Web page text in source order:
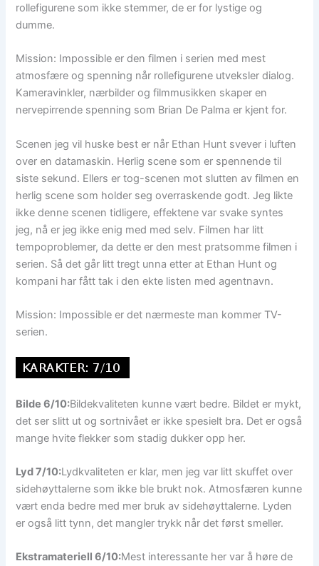
rollefigurene som ikke stemmer, de er for lystige og
dumme.
Mission: Impossible er den filmen i serien med mest
atmosfære og spenning når rollefigurene utveksler dialog.
Kameravinkler, nærbilder og filmmusikken skaper en
nervepirrende spenning som Brian De Palma er kjent for.
Scenen jeg vil huske best er når Ethan Hunt svever i luften
over en datamaskin. Herlig scene som er spennende til
siste sekund. Ellers er tog-scenen mot slutten av filmen en
herlig scene som holder seg overraskende godt. Jeg likte
ikke denne scenen tidligere, effektene var svake syntes
jeg, nå er jeg ikke enig med med selv. Filmen har litt
tempoproblemer, da dette er den mest pratsomme filmen i
serien. Så det går litt tregt unna etter at Ethan Hunt og
kompani har fått tak i den ekte listen med agentnavn.
Mission: Impossible er det nærmeste man kommer TV-
serien.
Bilde 6/10:Bildekvaliteten kunne vært bedre. Bildet er mykt,
det ser slitt ut og sortnivået er ikke spesielt bra. Det er også
mange hvite flekker som stadig dukker opp her.
Lyd 7/10:Lydkvaliteten er klar, men jeg var litt skuffet over
sidehøyttalerne som ikke ble brukt nok. Atmosfæren kunne
vært enda bedre med mer bruk av sidehøyttalerne. Lyden
er også litt tynn, det mangler trykk når det først smeller.
Ekstramateriell 6/10:Mest interessante her var å høre de